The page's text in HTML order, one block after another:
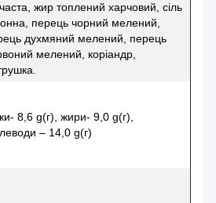
жир топлений харчовий, сіль
перець чорний мелений,
духмяний мелений, перець
мелений, коріандр,
8,6 g(г), жири- 9,0 g(г),
– 14,0 g(г)